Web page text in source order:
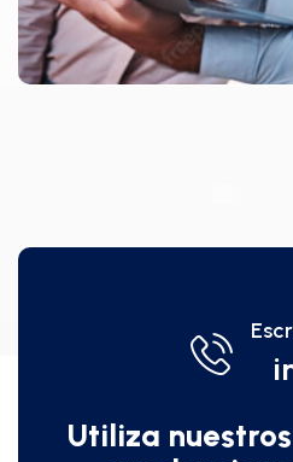
Utiliza